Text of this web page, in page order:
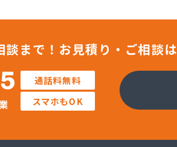
サービス株式会社 西尾営業所
サービス株式会社 尾張支店 春日井営業所
サービス株式会社 豊川営業所
店
料店
まで！ お見積り・ご相談は
通話料無料
スマホもOK